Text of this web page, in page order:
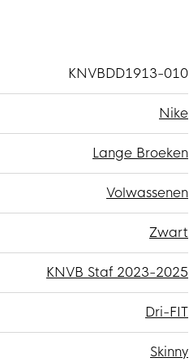
KNVBDD1913-010
Nike
Lange Broeken
Volwassenen
Zwart
KNVB Staf 2023-2025
Dri-FIT
Skinny